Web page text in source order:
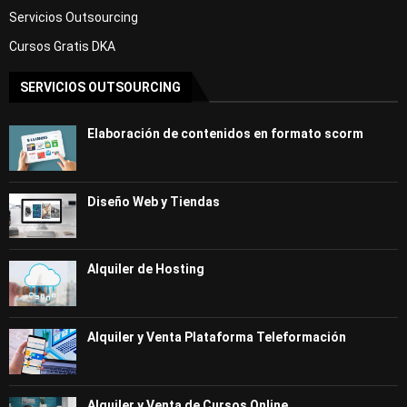
Servicios Outsourcing
Cursos Gratis DKA
SERVICIOS OUTSOURCING
Elaboración de contenidos en formato scorm
Diseño Web y Tiendas
Alquiler de Hosting
Alquiler y Venta Plataforma Teleformación